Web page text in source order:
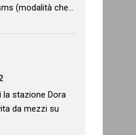
(modalità che…
la stazione Dora
da mezzi su